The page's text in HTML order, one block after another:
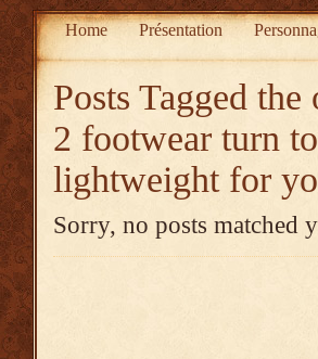
Home Présentation
Posts Tagged the
2 footwear turn
lightweight for
Sorry, no posts matched